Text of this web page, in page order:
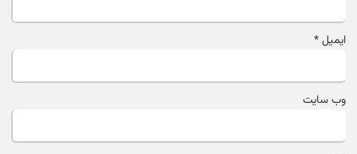
ایمیل*
وب‌ سایت